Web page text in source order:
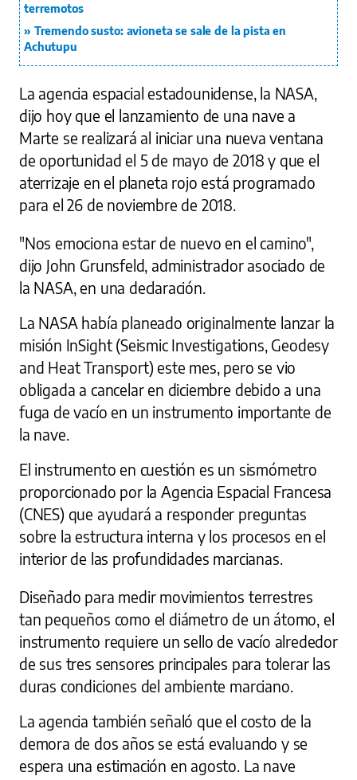
terremotos
Tremendo susto: avioneta se sale de la pista en
Achutupu
La agencia espacial estadounidense, la NASA,
dijo hoy que el lanzamiento de una nave a
Marte se realizará al iniciar una nueva ventana
de oportunidad el 5 de mayo de 2018 y que el
aterrizaje en el planeta rojo está programado
para el 26 de noviembre de 2018.
"Nos emociona estar de nuevo en el camino",
dijo John Grunsfeld, administrador asociado de
la NASA, en una declaración.
La NASA había planeado originalmente lanzar la
misión InSight (Seismic Investigations, Geodesy
and Heat Transport) este mes, pero se vio
obligada a cancelar en diciembre debido a una
fuga de vacío en un instrumento importante de
la nave.
El instrumento en cuestión es un sismómetro
proporcionado por la Agencia Espacial Francesa
(CNES) que ayudará a responder preguntas
sobre la estructura interna y los procesos en el
interior de las profundidades marcianas.
Diseñado para medir movimientos terrestres
tan pequeños como el diámetro de un átomo, el
instrumento requiere un sello de vacío alrededor
de sus tres sensores principales para tolerar las
duras condiciones del ambiente marciano.
La agencia también señaló que el costo de la
demora de dos años se está evaluando y se
espera una estimación en agosto. La nave